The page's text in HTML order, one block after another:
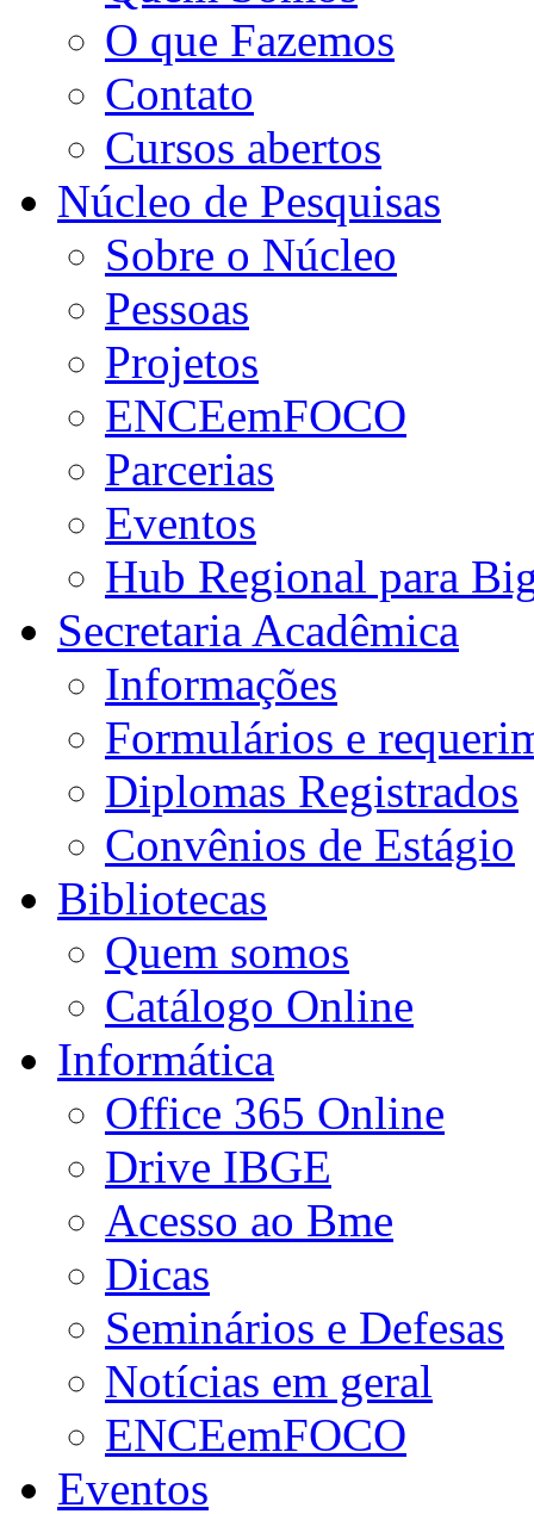
O que Fazemos
Contato
Cursos abertos
Núcleo de Pesquisas
Sobre o Núcleo
Pessoas
Projetos
ENCEemFOCO
Parcerias
Eventos
Hub Regional para
Secretaria Acadêmica
Informações
Formulários e
Diplomas Registrados
Convênios de Estágio
Bibliotecas
Quem somos
Catálogo Online
Informática
Office 365 Online
Drive IBGE
Acesso ao Bme
Dicas
Seminários e Defesas
Notícias em geral
ENCEemFOCO
Eventos